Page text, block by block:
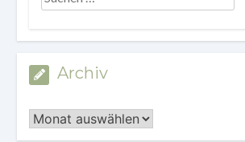
Archiv
Archiv